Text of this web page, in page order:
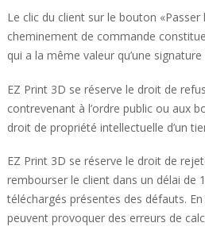
Le clic du client sur le bouton
cheminement de commande
qui a la même valeur qu’une
EZ Print 3D se réserve le droit de
contrevenant à l’ordre public ou aux
droit de propriété intellectuelle d’un
EZ Print 3D se réserve le droit de
rembourser le client dans un délai de
téléchargés présentes des défauts.
peuvent provoquer des erreurs de